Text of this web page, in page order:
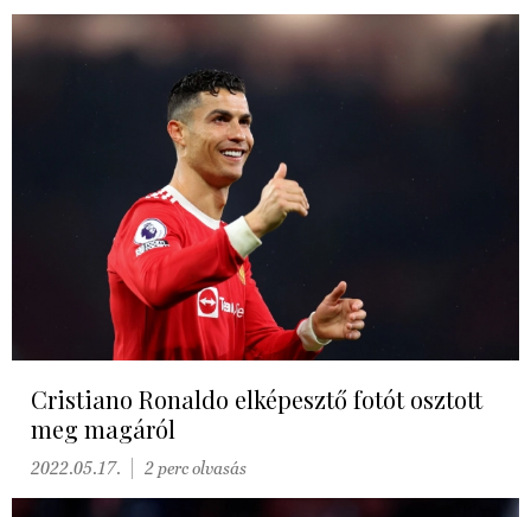
Cristiano Ronaldo elképesztő fotót osztott
meg magáról
2022.05.17. 2 perc olvasás